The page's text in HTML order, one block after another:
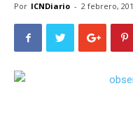
Por ICNDiario - 2 febrero,